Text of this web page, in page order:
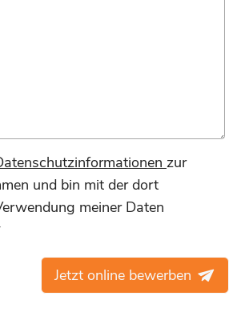
zur
und bin mit der dort
meiner Daten
Jetzt online bewerben